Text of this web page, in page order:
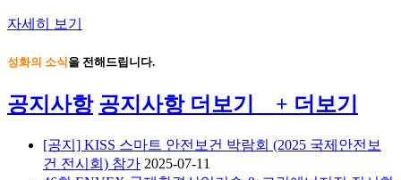
자세히 보기
성화의 소식을 전해드립니다.
공지사항 공지사항더보기 + 더보기
[공지] KISS 스마트 안전보건 박람회 (2025 국제안전보
건 전시회) 참가 2025-07-11